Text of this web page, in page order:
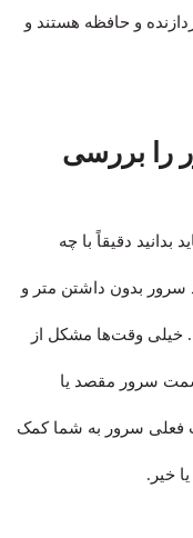
و حافظه هستند و
را بررسی
بدانید دقیقاً با چه
بدون داشتن متر و
خیلی وقت‌ها مشکل از
سرور مقصد یا
سرور به شما کمک
یا خیر.